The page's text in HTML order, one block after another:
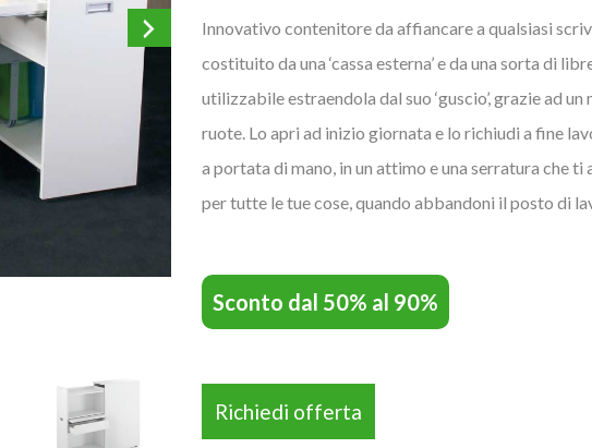
Innovativo contenitore da affiancare a qualsiasi
costituito da una ‘cassa esterna’ e da una sorta di
utilizzabile estraendola dal suo ‘guscio’, grazie ad
ruote. Lo apri ad inizio giornata e lo richiudi a fine
a portata di mano, in un attimo e una serratura che ti
per tutte le tue cose, quando abbandoni il posto di
Sconto dal 50% al 90%
Richiedi offerta